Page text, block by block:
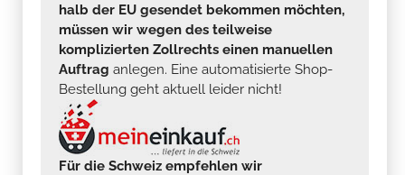
halb der EU gesendet bekommen möchten,
müssen wir wegen des teilweise
komplizierten Zollrechts einen manuellen
Auftrag anlegen. Eine automatisierte Shop-
Bestellung geht aktuell leider nicht!
Für die Schweiz empfehlen wir